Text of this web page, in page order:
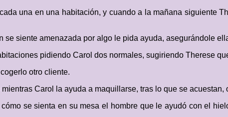
una en una habitación, y cuando a la mañana siguiente
siente amenazada por algo le pida ayuda, asegurándole
pidiendo Carol dos normales, sugiriendo Therese
otro cliente.
Carol la ayuda a maquillarse, tras lo que se
se sienta en su mesa el hombre que le ayudó con el